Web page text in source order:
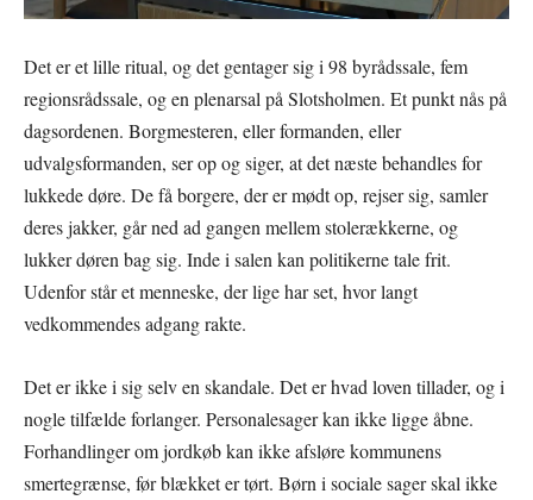
Det er et lille ritual, og det gentager sig i 98 byrådssale, fem
regionsrådssale, og en plenarsal på Slotsholmen. Et punkt nås på
dagsordenen. Borgmesteren, eller formanden, eller
udvalgsformanden, ser op og siger, at det næste behandles for
lukkede døre. De få borgere, der er mødt op, rejser sig, samler
deres jakker, går ned ad gangen mellem stolerækkerne, og
lukker døren bag sig. Inde i salen kan politikerne tale frit.
Udenfor står et menneske, der lige har set, hvor langt
vedkommendes adgang rakte.
Det er ikke i sig selv en skandale. Det er hvad loven tillader, og i
nogle tilfælde forlanger. Personalesager kan ikke ligge åbne.
Forhandlinger om jordkøb kan ikke afsløre kommunens
smertegrænse, før blækket er tørt. Børn i sociale sager skal ikke